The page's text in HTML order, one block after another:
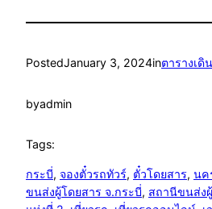
PostedJanuary 3, 2024inตารางเดิ
byadmin
Tags:
กระบี่, จองตั๋วรถทัวร์, ตั๋วโดยสาร, นค
ขนส่งผู้โดยสาร จ.กระบี่, สถานีขนส่ง